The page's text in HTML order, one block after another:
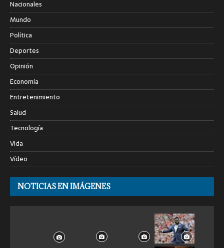
Nacionales
Mundo
Política
Deportes
Opinión
Economía
Entretenimiento
Salud
Tecnología
Vida
Vídeo
NOTICIAS EN IMÁGENES